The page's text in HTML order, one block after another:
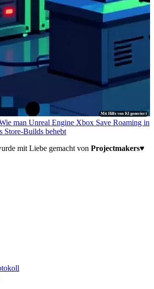
Mit Hilfe von KI generiert
man Unreal Engine Xbox Save Roaming in
Builds behebt
mit Liebe gemacht von Projectmakers♥